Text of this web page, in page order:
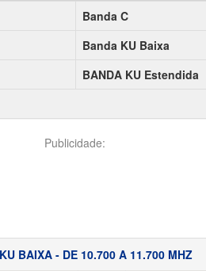
Banda C
Banda KU Baixa
BANDA KU Estendida
Publicidade:
BAIXA - DE 10.700 A 11.700 MHZ